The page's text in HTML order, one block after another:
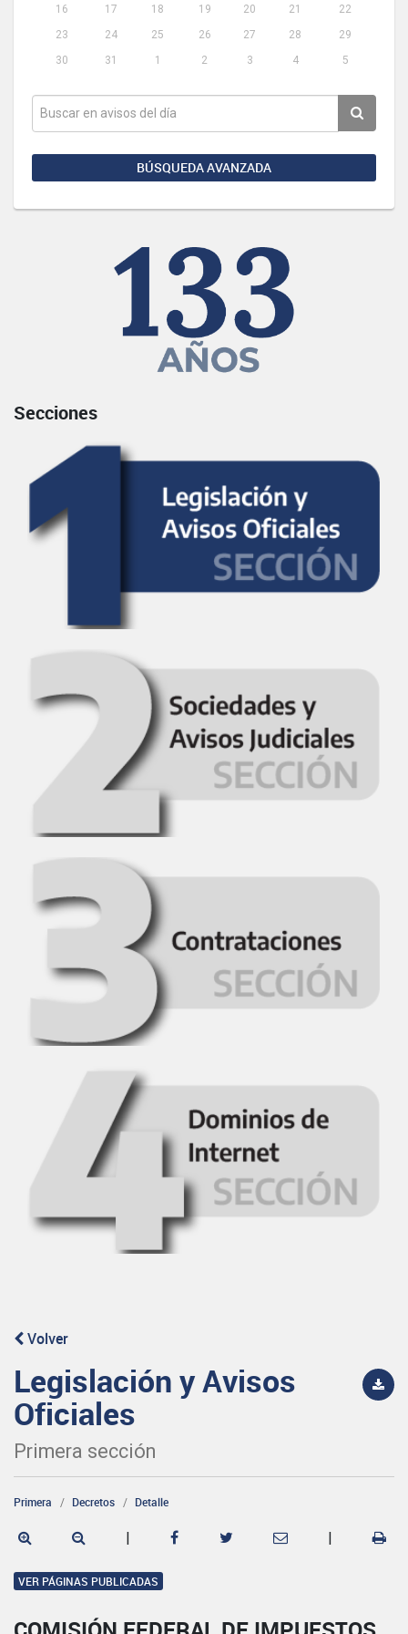
16
17 18 19 20 21
22
23
24 25 26 27 28
29
30
31 1 2 3 4 5
BÚSQUEDA AVANZADA
Secciones
Volver
Legislación y Avisos
Oficiales
Primera sección
Primera Decretos Detalle
| |
VER PÁGINAS PUBLICADAS